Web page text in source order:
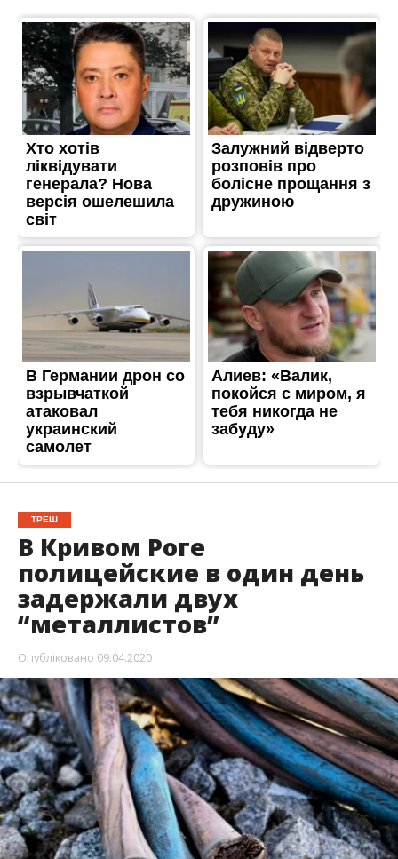
ТРЕШ
В Кривом Роге
полицейские в один день
задержали двух
“металлистов”
Опубліковано 09.04.2020